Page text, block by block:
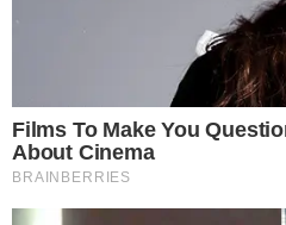
Em entrevista ao Piauí Bom
, disse que na casa do
apreendidas duas armas de
que foram confiscados. Ele
investigação teve início a
e foi ganhando mais robustez,
de hoje, que prendeu pessoas
crimes.